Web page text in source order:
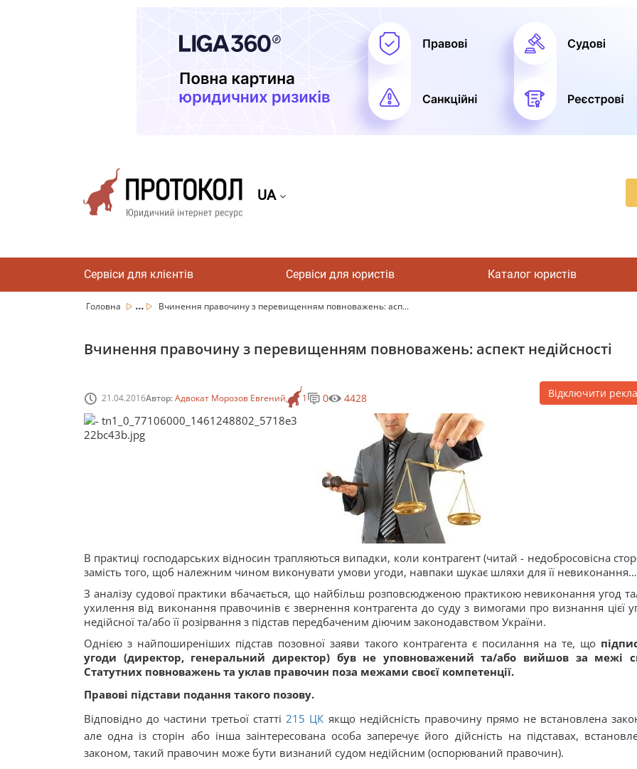
UA
Сервіси для клієнтів Сервіси для юристів Каталог юристів
Головна ... Вчинення правочину з перевищенням повноважень: асп...
Вчинення правочину з перевищенням повноважень: аспект недійсності
21.04.2016Автор:Адвокат Морозов Евгений 1 0 4428 Відключити
В практиці господарських відносин трапляються випадки, коли контрагент (читай - недобросовісна
замість того, щоб належним чином виконувати умови угоди, навпаки шукає шляхи для її невиконання…
З аналізу судової практики вбачається, що найбільш розповсюдженою практикою невиконання угод
ухилення від виконання правочинів є звернення контрагента до суду з вимогами про визнання цієї
недійсної та/або її розірвання з підстав передбаченим діючим законодавством України.
Однією з найпоширеніших підстав позовної заяви такого контрагента є посилання на те, що
угоди (директор, генеральний директор) був не уповноважений та/або вийшов за межі
Статутних повноважень та уклав правочин поза межами своєї компетенції.
Правові підстави подання такого позову.
Відповідно до частини третьої статті 215 ЦК якщо недійсність правочину прямо не встановлена
але одна із сторін або інша заінтересована особа заперечує його дійсність на підставах,
законом, такий правочин може бути визнаний судом недійсним (оспорюваний правочин).